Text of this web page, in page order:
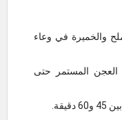
والخميرة في وعاء
العجن المستمر حتى